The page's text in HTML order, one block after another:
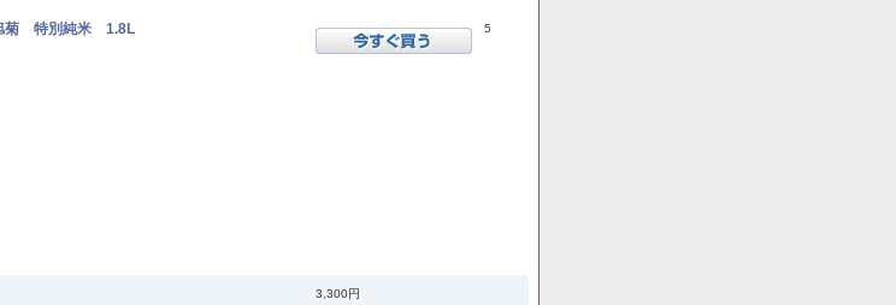
菊 特別純米 1.8L 5
3,300円